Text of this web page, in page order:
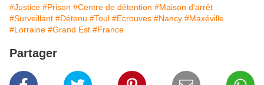
#Justice #Prison #Centre de détention #Maison d'arrêt
#Surveillant #Détenu #Toul #Ecrouves #Nancy #Maxéville
#Lorraine #Grand Est #France
Partager